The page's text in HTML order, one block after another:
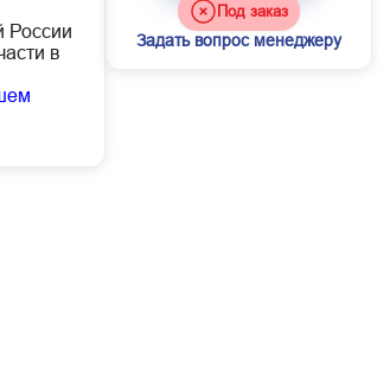
России
в
Под заказ
Задать вопрос менеджеру